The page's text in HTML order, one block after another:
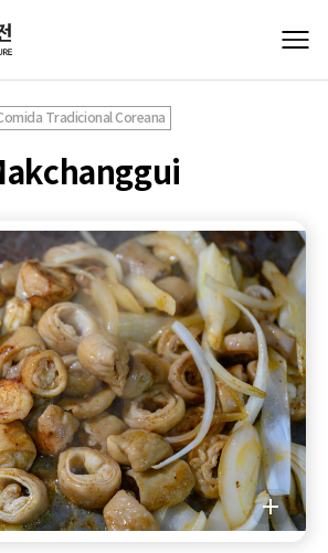
Tradicional Coreana